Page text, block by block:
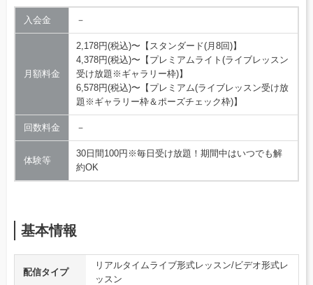
入会金 －
月額料金
2,178円(税込)〜【スタンダード(月8回)】
4,378円(税込)〜【プレミアムライト(ライブレッスン
受け放題※ギャラリー枠)】
6,578円(税込)〜【プレミアム(ライブレッスン受け放
題※ギャラリー枠＆ポーズチェック枠)】
回数料金 －
体験等
30日間100円※毎日受け放題！期間中はいつでも解
約OK
基本情報
配信タイプ
リアルタイムライブ形式レッスン/ビデオ形式レ
ッスン